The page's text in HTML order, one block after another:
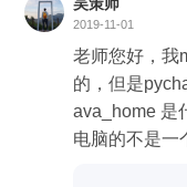
2019-11-01
老师您好，我
的，但是
ava_home 是
电脑的不是一